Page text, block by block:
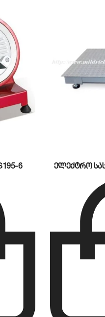
ბრუნვადი
ტოვებს კვალს.
ურიკის
ფიზიკურ დატვირთვას
დაღვრას ან
6 ელექტრო